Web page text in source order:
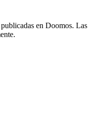
en Doomos. Las